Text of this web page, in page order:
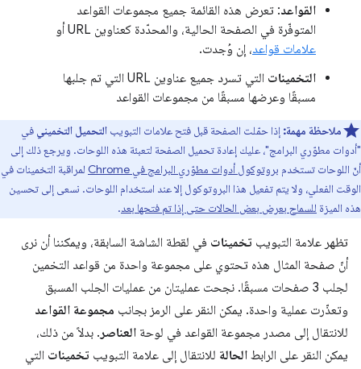
القواعد: تعرض هذه القائمة جميع مجموعات القواعد
المتوفّرة في الصفحة الحالية، والمحدّدة كعناوين URL أو
علامات قواعد، إن وُجدت.
التخمينات
التي تسرد جميع عناوين URL التي تم جلبها
مسبقًا وعرضها مسبقًا من مجموعات القواعد
ملاحظة مهمة: إذا حمّلت الصفحة قبل فتح علامات التبويب التحميل التخميني في
"أدوات مطوّري البرامج"، عليك إعادة تحميل الصفحة لتعبئة هذه اللوحات. ويرجع ذلك إلى
أنّ اللوحات تستخدم بروتوكول أدوات مطوّري البرامج في Chrome
لمراقبة التخمينات في
الوقت الفعلي، ولا يتم تفعيل هذا البروتوكول إلا عند استخدام اللوحات. نسعى إلى تحسين
هذه الميزة للسماح بعرض بعض الحالات حتى إذا تم فتحها بعد.
تظهر علامة التبويب تخمينات في لقطة الشاشة السابقة، ويمكننا أن نرى
أنّ صفحة المثال هذه تحتوي على مجموعة واحدة من قواعد التخمين
لجلب 3 صفحات مسبقًا. نجحت عمليتان من عمليات الجلب المسبق
وتعذّرت عملية واحدة. يمكن النقر على الرمز بجانب مجموعة القواعد
للانتقال إلى مصدر مجموعة القواعد في لوحة العناصر . بدلاً من ذلك،
يمكن النقر على الرابط الحالة للانتقال إلى علامة التبويب تخمينات التي